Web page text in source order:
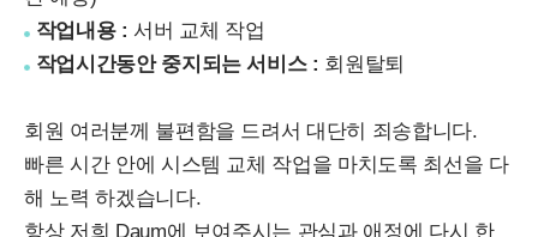
작업내용 : 서버 교체 작업
작업시간동안 중지되는 서비스 : 회원탈퇴
회원 여러분께 불편함을 드려서 대단히 죄송합니다.
빠른 시간 안에 시스템 교체 작업을 마치도록 최선을 다
해 노력 하겠습니다.
항상 저희 Daum에 보여주시는 관심과 애정에 다시 한